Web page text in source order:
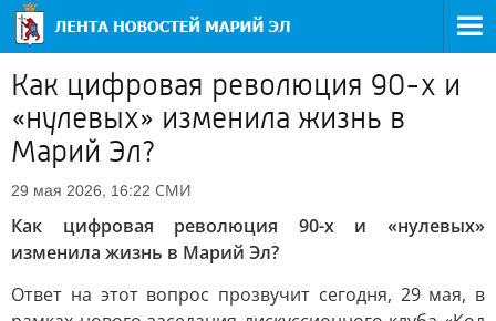
Как цифровая революция 90-х и
«нулевых» изменила жизнь в
Марий Эл?
29 мая 2026, 16:22 СМИ
Как цифровая революция 90-х и «нулевых»
изменила жизнь в Марий Эл?
Ответ на этот вопрос прозвучит сегодня, 29 мая, в